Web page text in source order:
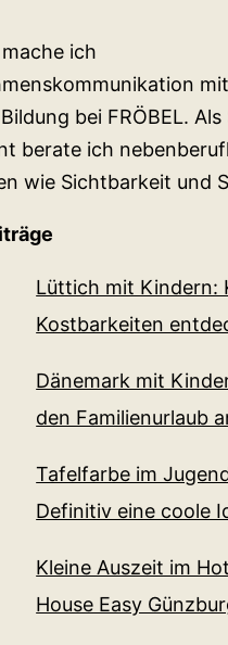
ich
bei FRÖBEL. Als
berate ich
wie Sichtbarkeit und
Lüttich mit Kindern:
Kostbarkeiten
Dänemark mit
den Familienurlaub
Tafelfarbe im
Definitiv eine coole
Kleine Auszeit im
House Easy